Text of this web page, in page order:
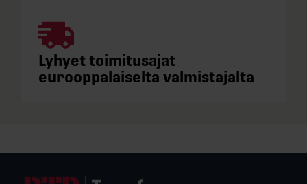
Lyhyet toimitusajat
eurooppalaiselta valmistajalta